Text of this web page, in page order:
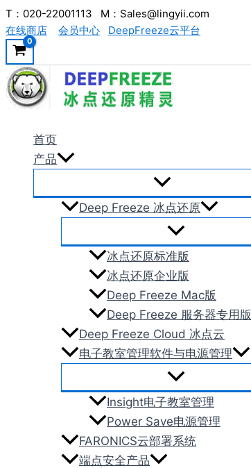
跳
至
内
容
T：020-22001113 M：Sales@lingyii.com
在线商店
会员中心 DeepFreeze云平台
首页
产品
Deep Freeze 冰点还原
冰点还原标准版
冰点还原企业版
Deep Freeze Mac版
Deep Freeze 服务器专用版
Deep Freeze Cloud 冰点云
电子教室管理软件与电源管理
Insight电子教室管理
Power Save电源管理
FARONICS云部署系统
端点安全产品